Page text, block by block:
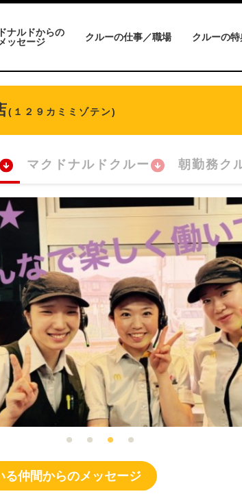
ナルドからの
メッセージ
クルーの仕事／職場 クルーの特
(１２９カミミゾテン)
マクドナルドクルー 朝勤務ク
る仲間からのメッセージ